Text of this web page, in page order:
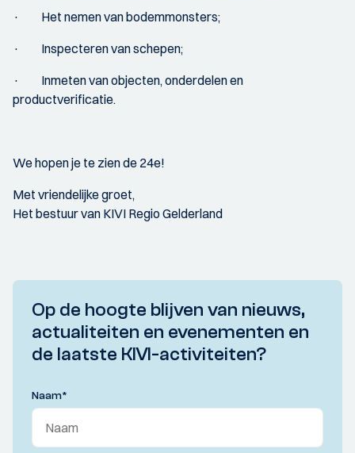
· Het nemen van bodemmonsters;
· Inspecteren van schepen;
· Inmeten van objecten, onderdelen en
productverificatie.
We hopen je te zien de 24e!
Met vriendelijke groet,
Het bestuur van KIVI Regio Gelderland
Op de hoogte blijven van nieuws,
actualiteiten en evenementen en
de laatste KIVI-activiteiten?
Naam*